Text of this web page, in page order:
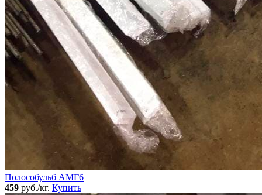
Полособульб АМГ6
459 руб./кг. Купить